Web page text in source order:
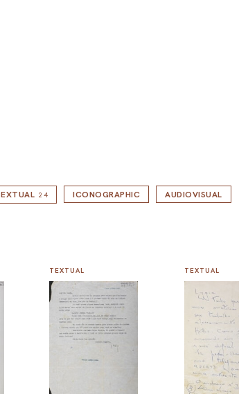
24 ICONOGRAPHIC AUDIOVISUAL
TEXTUAL TEXTUAL